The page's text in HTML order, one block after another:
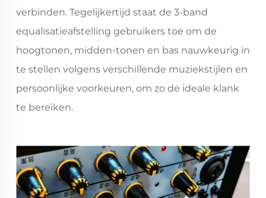
verbinden. Tegelijkertijd staat de 3-band
equalisatieafstelling gebruikers toe om de
hoogtonen, midden-tonen en bas nauwkeurig in
te stellen volgens verschillende muziekstijlen en
persoonlijke voorkeuren, om zo de ideale klank
te bereiken.